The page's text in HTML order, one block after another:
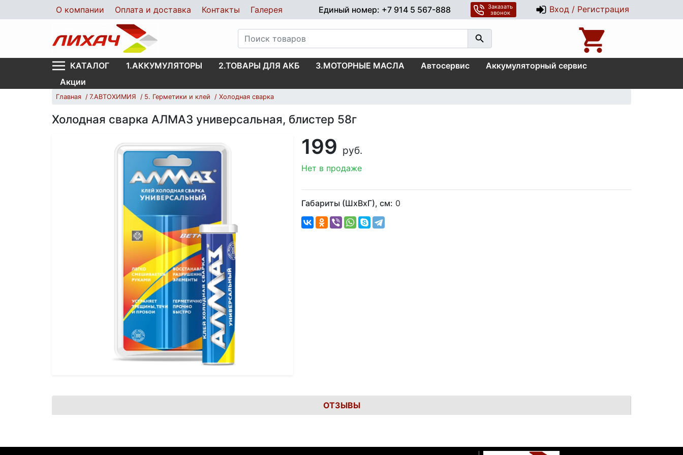
О компании Оплата и доставка Контакты Галерея Единый номер: +7 914 5 567-888
Заказать
звонок
Вход / Регистрация
КАТАЛОГ 1.АККУМУЛЯТОРЫ 2.ТОВАРЫ ДЛЯ АКБ 3.МОТОРНЫЕ МАСЛА Автосервис
Аккумуляторный сервис
Акции
Главная 7.АВТОХИМИЯ 5. Герметики и клей Холодная сварка
Холодная сварка АЛМАЗ универсальная, блистер 58г
199 руб.
Нет в продаже
Габариты (ШхВхГ), см: 0
ОТЗЫВЫ